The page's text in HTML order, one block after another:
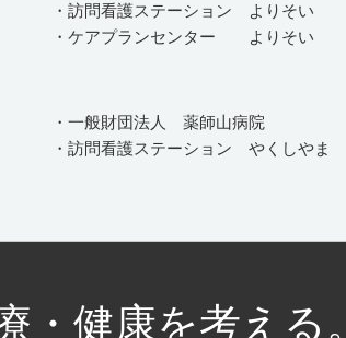
・訪問看護ステーション よりそい
・ケアプランセンター よりそい
・一般財団法人 薬師山病院
・訪問看護ステーション やくしやま
・健康を考える。